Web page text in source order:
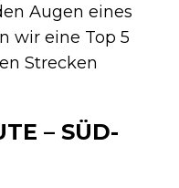
Augen eines
wir eine Top 5
Strecken
– SÜD-